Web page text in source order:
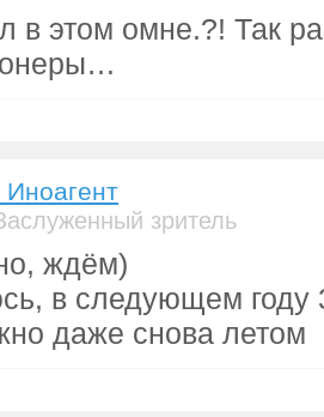
в этом омне.?! Так
зритель
ждём)
в следующем году
даже снова летом